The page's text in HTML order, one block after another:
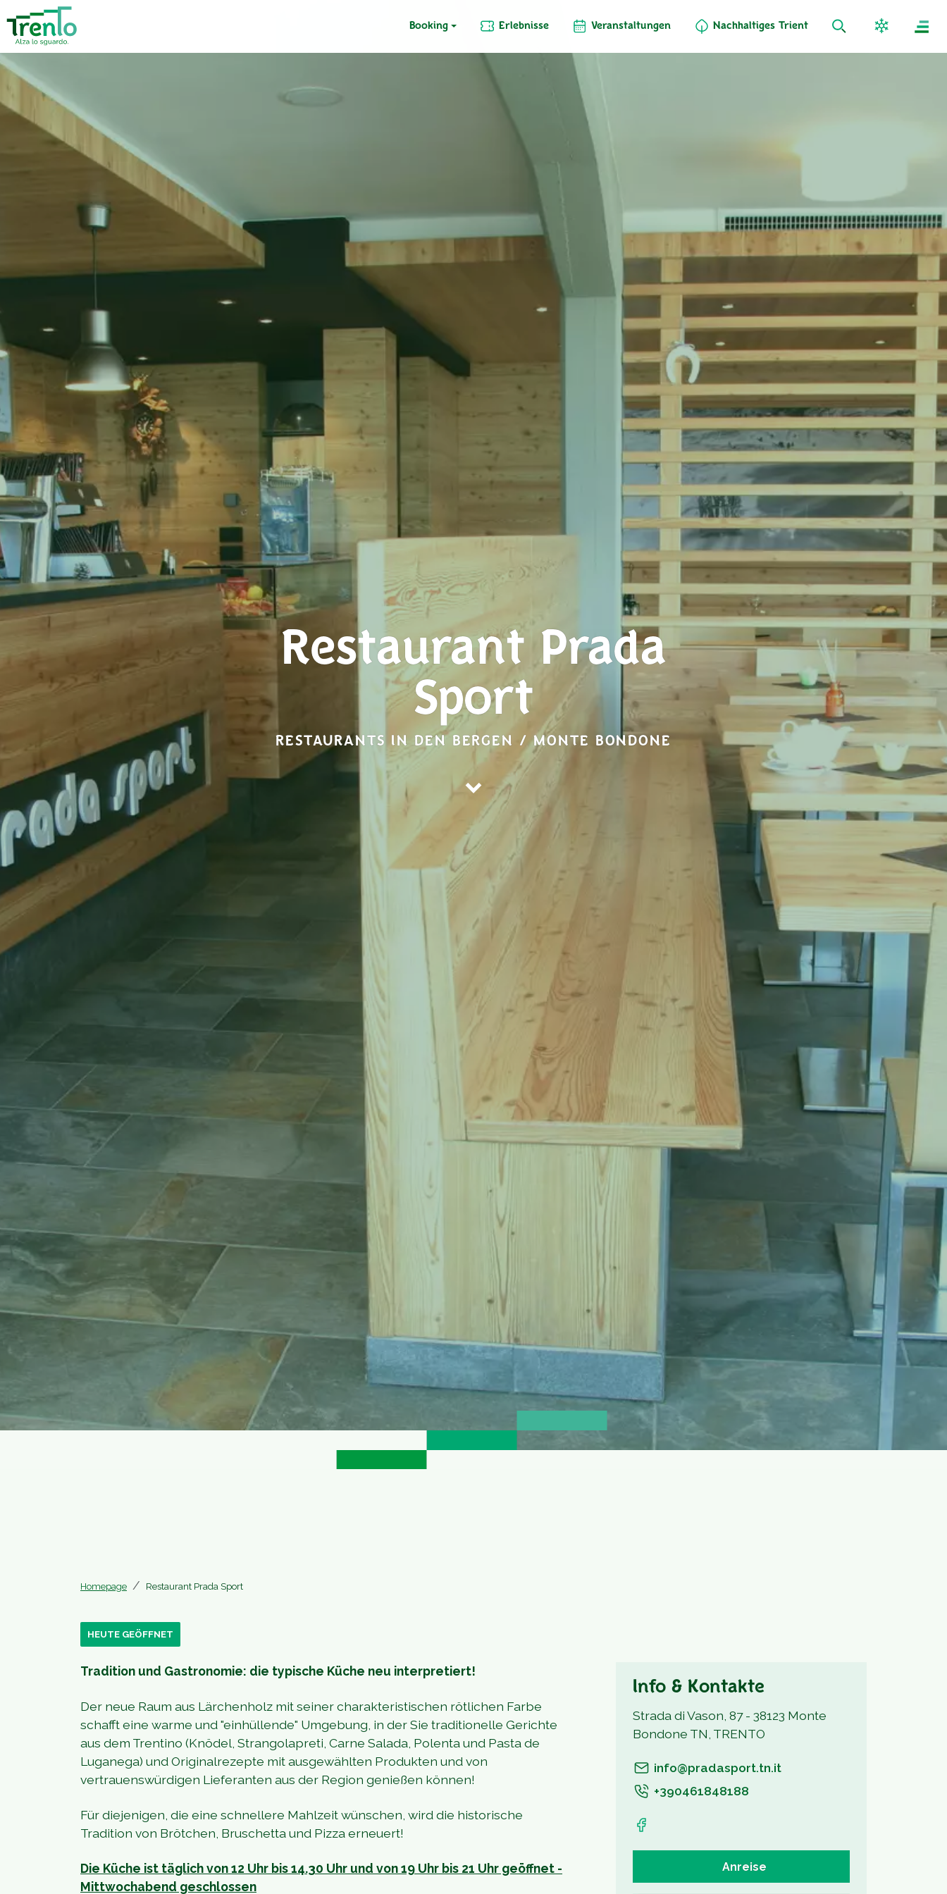
Booking Erlebnisse Veranstaltungen Nachhaltiges Trient
Restaurant Prada
Sport
RESTAURANTS IN DEN BERGEN / MONTE BONDONE
Homepage Restaurant Prada Sport
HEUTE GEÖFFNET
Tradition und Gastronomie: die typische Küche neu interpretiert!
Der neue Raum aus Lärchenholz mit seiner charakteristischen rötlichen Farbe
schafft eine warme und "einhüllende" Umgebung, in der Sie traditionelle Gerichte
aus dem Trentino (Knödel, Strangolapreti, Carne Salada, Polenta und Pasta de
Luganega) und Originalrezepte mit ausgewählten Produkten und von
vertrauenswürdigen Lieferanten aus der Region genießen können!
Für diejenigen, die eine schnellere Mahlzeit wünschen, wird die historische
Tradition von Brötchen, Bruschetta und Pizza erneuert!
Die Küche ist täglich von 12 Uhr bis 14.30 Uhr und von 19 Uhr bis 21 Uhr geöffnet -
Mittwochabend geschlossen
Info & Kontakte
Strada di Vason, 87 - 38123 Monte
Bondone TN, TRENTO
info@pradasport.tn.it
+390461848188
Anreise